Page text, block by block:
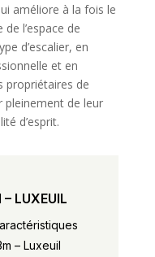
améliore à la fois le
l’espace de
d’escalier, en
et en
propriétaires de
pleinement de leur
d’esprit.
– LUXEUIL
– Luxeuil